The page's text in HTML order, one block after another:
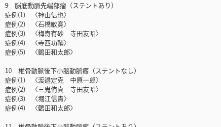
9 脳底動脈先端部瘤（ステントあり）
症例(1) 〈神山信也〉
症例(2) 〈石橋敏寛〉
症例(3) 〈梅㟢有砂 寺田友昭〉
症例(4) 〈寺西功輔〉
症例(5) 〈鶴田和太郎〉
10 椎骨動脈後下小脳動脈瘤（ステントなし）
症例(1) 〈渡邉定克 中原一郎〉
症例(2) 〈三鬼侑真 寺田友昭〉
症例(3) 〈堀江信貴〉
症例(4) 〈鶴田和太郎〉